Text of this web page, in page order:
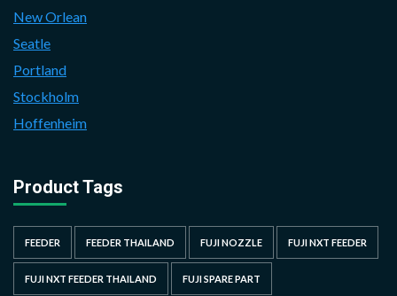
New Orlean
Seatle
Portland
Stockholm
Hoffenheim
Product Tags
FEEDER FEEDER THAILAND FUJI NOZZLE FUJI NXT FEEDER
FUJI NXT FEEDER THAILAND FUJI SPARE PART